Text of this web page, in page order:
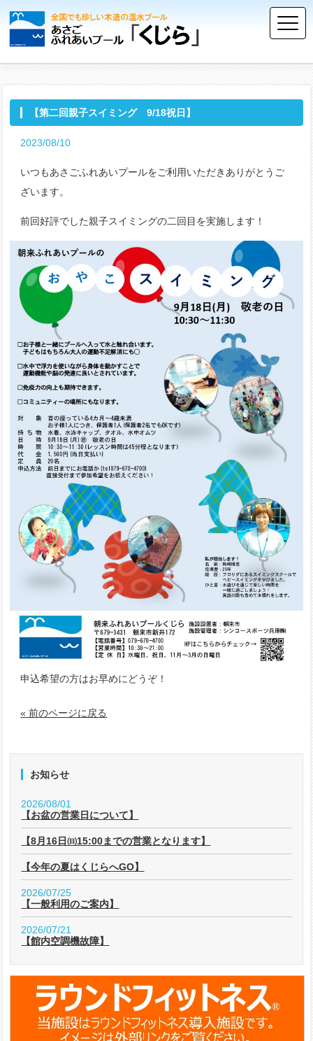
【第二回親子スイミング 9/18祝日】
2023/08/10
いつもあさごふれあいプールをご利用いただきありがとうご
ざいます。
前回好評でした親子スイミングの二回目を実施します！
申込希望の方はお早めにどうぞ！
« 前のページに戻る
お知らせ
2026/08/01
【お盆の営業日について】
【8月16日㈰15:00までの営業となります】
【今年の夏はくじらへGO】
2026/07/25
【一般利用のご案内】
2026/07/21
【館内空調機故障】